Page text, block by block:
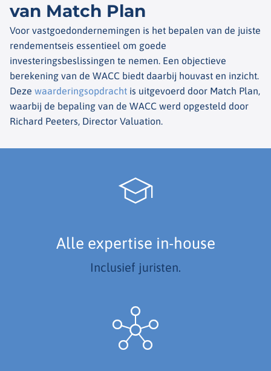
van Match Plan
Voor vastgoedondernemingen is het bepalen van de juiste
rendementseis essentieel om goede
investeringsbeslissingen te nemen. Een objectieve
berekening van de WACC biedt daarbij houvast en inzicht.
Deze waarderingsopdracht is uitgevoerd door Match Plan,
waarbij de bepaling van de WACC werd opgesteld door
Richard Peeters, Director Valuation.
Alle expertise in-house
Inclusief juristen.